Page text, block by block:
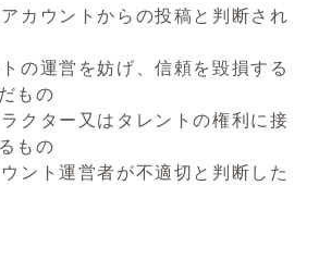
カウントからの投稿と判断され
の運営を妨げ、信頼を毀損する
もの
クター又はタレントの権利に接
もの
ント運営者が不適切と判断した